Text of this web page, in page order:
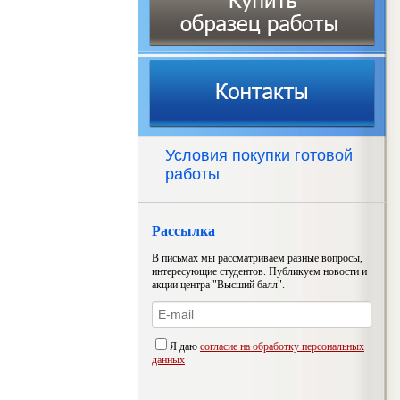
Условия покупки готовой
работы
Рассылка
В письмах мы рассматриваем разные вопросы,
интересующие студентов. Публикуем новости и
акции центра "Высший балл".
Я даю согласие на обработку персональных
данных